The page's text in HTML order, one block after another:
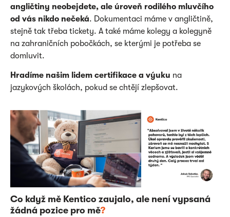
angličtiny neobejdete, ale úroveň rodilého mluvčího
od vás nikdo nečeká. Dokumentaci máme v angličtině,
stejně tak třeba tickety. A také máme kolegy a kolegyně
na zahraničních pobočkách, se kterými je potřeba se
domluvit.
Hradíme našim lidem certifikace a výuku na
jazykových školách, pokud se chtějí zlepšovat.
Co když mě Kentico zaujalo, ale není vypsaná
žádná pozice pro mě?